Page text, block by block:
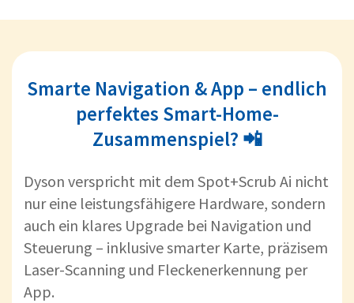
Smarte Navigation & App – endlich
perfektes Smart-Home-
Zusammenspiel? 📲
Dyson verspricht mit dem Spot+Scrub Ai nicht
nur eine leistungsfähigere Hardware, sondern
auch ein klares Upgrade bei Navigation und
Steuerung – inklusive smarter Karte, präzisem
Laser-Scanning und Fleckenerkennung per
App.